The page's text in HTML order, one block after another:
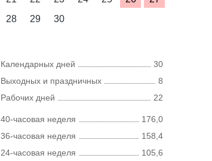
28
29 30
Календарных дней
30
Выходных и праздничных
8
Рабочих дней
22
40-часовая неделя
176,0
36-часовая неделя
158,4
24-часовая неделя
105,6